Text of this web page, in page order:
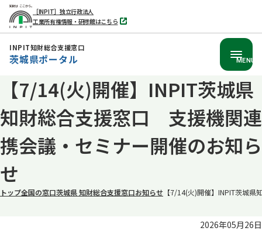
へ
動
［INPIT］独立行政法人
工業所有権情報・研修館はこちら
別
タ
INPIT知財総合支援窓口
茨城県ポータル MENU
【7/14(火)開催】INPIT茨城県
知財総合支援窓口 支援機関連
携会議・セミナー開催のお知ら
せ
トップ全国の窓口茨城県 知財総合支援窓口お知らせ 【7/14(火)開催】INPIT茨城
2026年05月26日